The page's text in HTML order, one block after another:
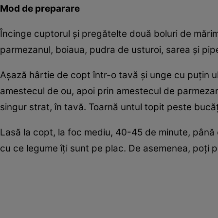
Mod de preparare
Încinge cuptorul şi pregătelte două boluri de
parmezanul, boiaua, pudra de usturoi, sarea şi
Aşază hârtie de copt într-o tavă şi unge cu puţin
amestecul de ou, apoi prin amestecul de
singur strat, în tavă. Toarnă untul topit peste
Lasă la copt, la foc mediu, 40-45 de minute,
cu ce legume îţi sunt pe plac. De asemenea, poţi